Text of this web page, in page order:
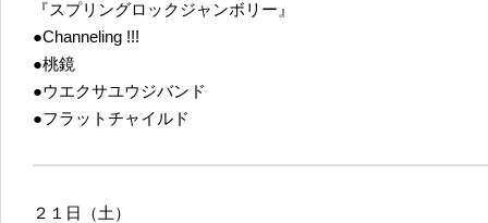
『スプリングロックジャンボリー』
●Channeling !!!
●桃鏡
●ウエクサユウジバンド
●フラットチャイルド
２１日（土）